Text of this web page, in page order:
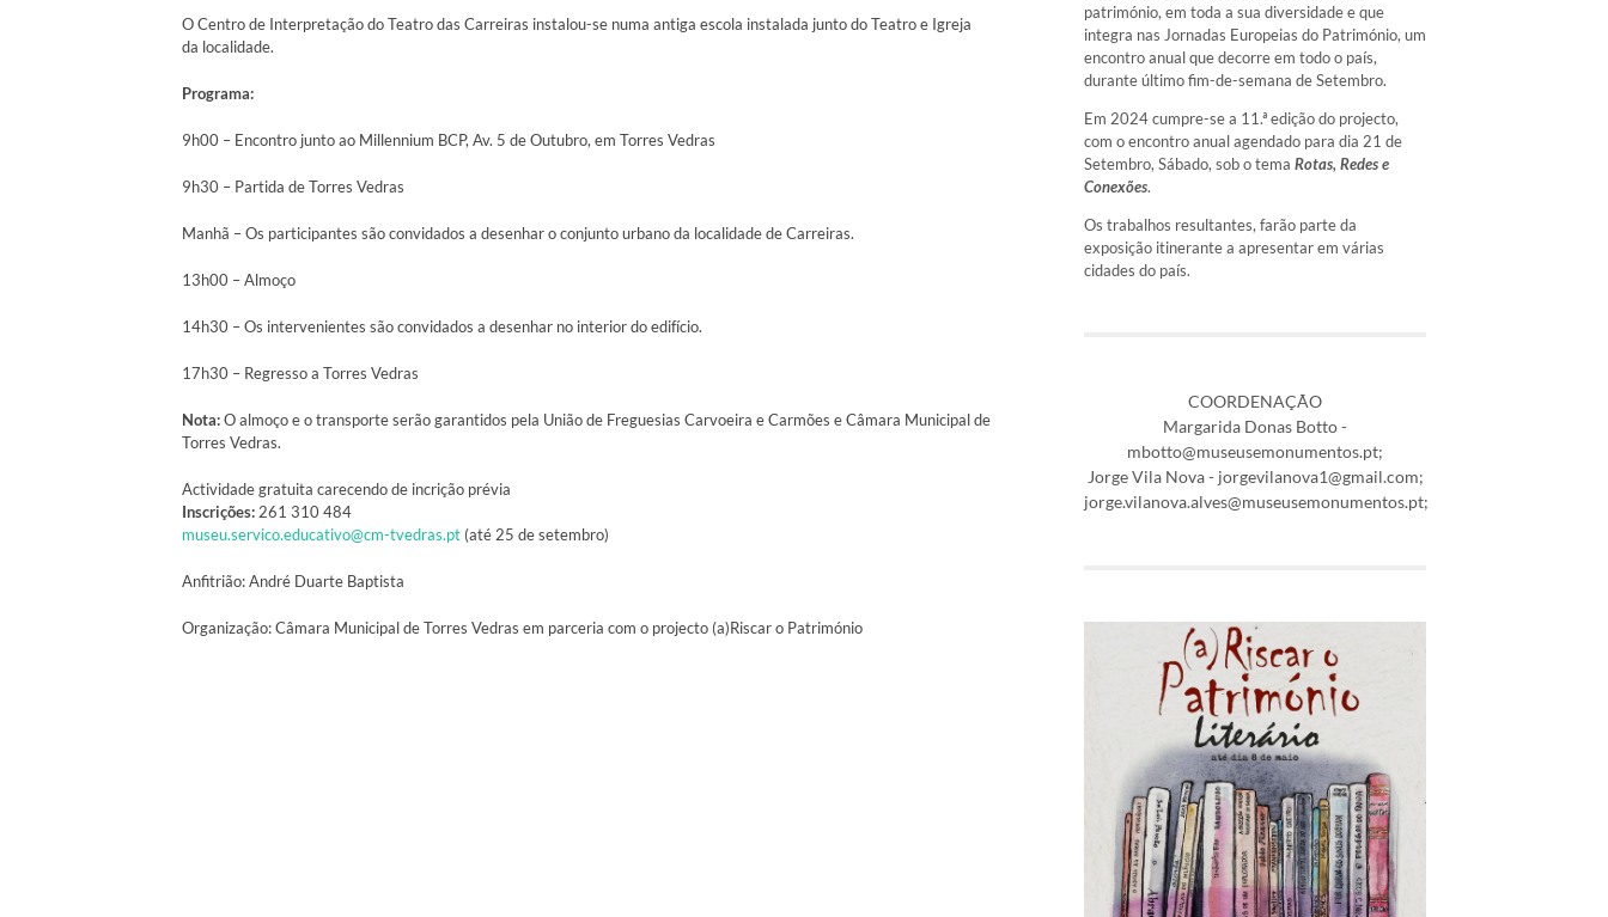
O Centro de Interpretação do Teatro das Carreiras instalou-se numa antiga escola instalada junto do Teatro e Igreja
da localidade.
Programa:
9h00 – Encontro junto ao Millennium BCP, Av. 5 de Outubro, em Torres Vedras
9h30 – Partida de Torres Vedras
Manhã – Os participantes são convidados a desenhar o conjunto urbano da localidade de Carreiras.
13h00 – Almoço
14h30 – Os intervenientes são convidados a desenhar no interior do edifício.
17h30 – Regresso a Torres Vedras
Nota:O almoço e o transporte serão garantidos pela União de Freguesias Carvoeira e Carmões e Câmara Municipal de
Torres Vedras.
Actividade gratuita carecendo de incrição prévia
Inscrições: 261 310 484
museu.servico.educativo@cm-tvedras.pt (até 25 de setembro)
Anfitrião: André Duarte Baptista
Organização: Câmara Municipal de Torres Vedras em parceria com o projecto (a)Riscar o Património
património, em toda a sua diversidade e que
integra nas Jornadas Europeias do Património, um
encontro anual que decorre em todo o país,
durante último fim-de-semana de Setembro.
Em 2024 cumpre-se a 11.ª edição do projecto,
com o encontro anual agendado para dia 21 de
Setembro, Sábado, sob o tema Rotas, Redes e
Conexões.
Os trabalhos resultantes, farão parte da
exposição itinerante a apresentar em várias
cidades do país.
COORDENAÇÃO
Margarida Donas Botto -
mbotto@museusemonumentos.pt;
Jorge Vila Nova - jorgevilanova1@gmail.com;
jorge.vilanova.alves@museusemonumentos.pt;